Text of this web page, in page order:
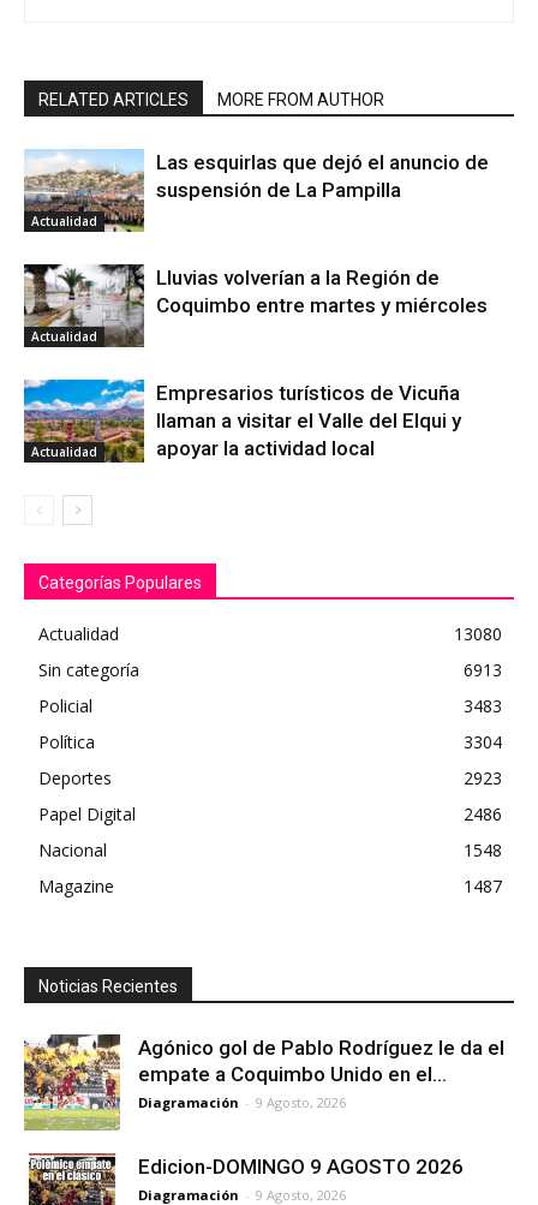
RELATED ARTICLES MORE FROM AUTHOR
Actualidad
Las esquirlas que dejó el anuncio de
suspensión de La Pampilla
Actualidad
Lluvias volverían a la Región de
Coquimbo entre martes y miércoles
Actualidad
Empresarios turísticos de Vicuña
llaman a visitar el Valle del Elqui y
apoyar la actividad local
Categorías Populares
Actualidad
13080
Sin categoría
6913
Policial
3483
Política
3304
Deportes
2923
Papel Digital
2486
Nacional
1548
Magazine
1487
Noticias Recientes
Agónico gol de Pablo Rodríguez le da el
empate a Coquimbo Unido en el...
Diagramación - 9 Agosto, 2026
Edicion-DOMINGO 9 AGOSTO 2026
Diagramación - 9 Agosto, 2026